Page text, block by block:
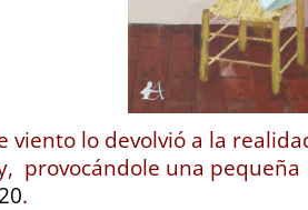
viento lo devolvió a la
provocándole una pequeña
.